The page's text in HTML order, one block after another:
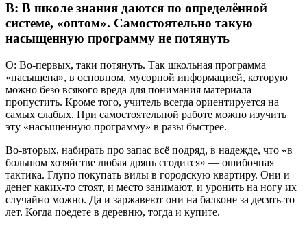
В: В школе знания даются по определённой
системе, «оптом». Самостоятельно такую
насыщенную программу не потянуть
О: Во-первых, таки потянуть. Так школьная программа
«насыщена», в основном, мусорной информацией, которую
можно безо всякого вреда для понимания материала
пропустить. Кроме того, учитель всегда ориентируется на
самых слабых. При самостоятельной работе можно изучить
эту «насыщенную программу» в разы быстрее.
Во-вторых, набирать про запас всё подряд, в надежде, что «в
большом хозяйстве любая дрянь сгодится» — ошибочная
тактика. Глупо покупать вилы в городскую квартиру. Они и
денег каких-то стоят, и место занимают, и уронить на ногу их
случайно можно. Да и заржавеют они на балконе за десять-то
лет. Когда поедете в деревню, тогда и купите.